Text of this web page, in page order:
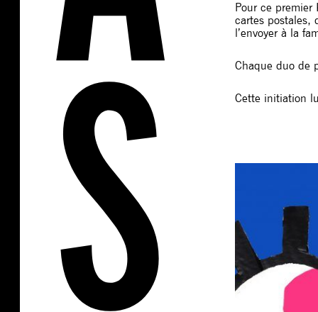
Pour ce premier
cartes postales,
l’envoyer à la
Chaque duo de
Cette initiation